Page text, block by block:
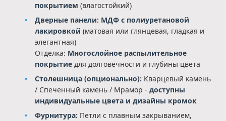
покрытием (влагостойкий)
Дверные панели: МДФ с полиуретановой
лакировкой (матовая или глянцевая, гладкая и
элегантная)
Отделка: Многослойное распылительное
покрытие для долговечности и глубины цвета
Столешница (опционально): Кварцевый камень
/ Спеченный камень / Мрамор - доступны
индивидуальные цвета и дизайны кромок
Фурнитура: Петли с плавным закрыванием,